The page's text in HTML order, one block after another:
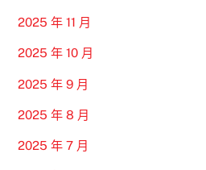
2025 年 11 月
2025 年 10 月
2025 年 9 月
2025 年 8 月
2025 年 7 月